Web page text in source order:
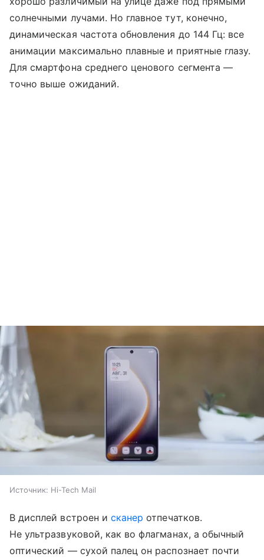
солнечными лучами. Но главное тут, конечно,
динамическая частота обновления до 144 Гц: все
анимации максимально плавные и приятные глазу.
Для смартфона среднего ценового сегмента —
точно выше ожиданий.
Источник: Hi-Tech Mail
В дисплей встроен и сканер отпечатков.
Не ультразвуковой, как во флагманах, а обычный
оптический — сухой палец он распознает почти